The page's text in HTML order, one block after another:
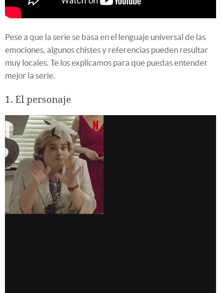
Pese a que la serie se basa en el lenguaje universal de las
emociones, algunos chistes y referencias pueden resultar
muy locales. Te los explicamos para que puedas entender
mejor la serie.
1. El personaje